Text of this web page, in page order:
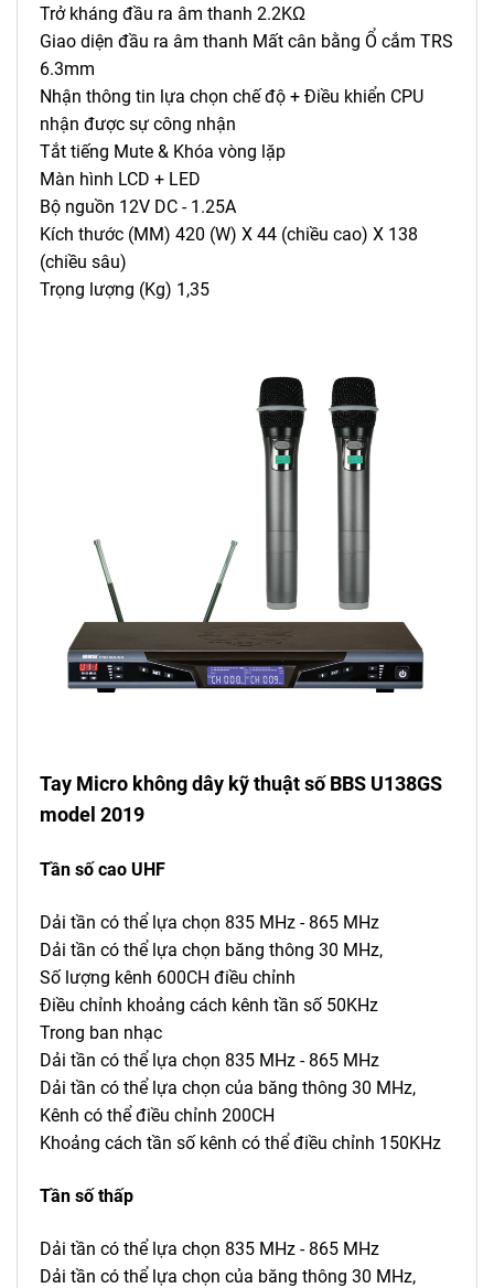
Trở kháng đầu ra âm thanh 2.2KΩ
Giao diện đầu ra âm thanh Mất cân bằng Ổ cắm TRS
6.3mm
Nhận thông tin lựa chọn chế độ + Điều khiển CPU
nhận được sự công nhận
Tắt tiếng Mute & Khóa vòng lặp
Màn hình LCD + LED
Bộ nguồn 12V DC - 1.25A
Kích thước (MM) 420 (W) X 44 (chiều cao) X 138
(chiều sâu)
Trọng lượng (Kg) 1,35
Tay Micro không dây kỹ thuật số BBS U138GS
model 2019
Tần số cao UHF
Dải tần có thể lựa chọn 835 MHz - 865 MHz
Dải tần có thể lựa chọn băng thông 30 MHz,
Số lượng kênh 600CH điều chỉnh
Điều chỉnh khoảng cách kênh tần số 50KHz
Trong ban nhạc
Dải tần có thể lựa chọn 835 MHz - 865 MHz
Dải tần có thể lựa chọn của băng thông 30 MHz,
Kênh có thể điều chỉnh 200CH
Khoảng cách tần số kênh có thể điều chỉnh 150KHz
Tần số thấp
Dải tần có thể lựa chọn 835 MHz - 865 MHz
Dải tần có thể lựa chọn của băng thông 30 MHz,